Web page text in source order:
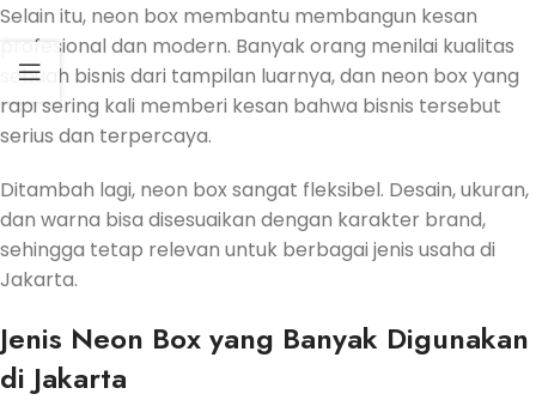
Selain itu, neon box membantu membangun kesan
profesional dan modern. Banyak orang menilai kualitas
sebuah bisnis dari tampilan luarnya, dan neon box yang
rapi sering kali memberi kesan bahwa bisnis tersebut
serius dan terpercaya.
Ditambah lagi, neon box sangat fleksibel. Desain, ukuran,
dan warna bisa disesuaikan dengan karakter brand,
sehingga tetap relevan untuk berbagai jenis usaha di
Jakarta.
Jenis Neon Box yang Banyak Digunakan
di Jakarta